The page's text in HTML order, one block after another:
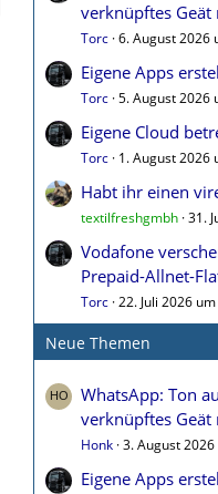
verknüpftes Geät
Torc 6. August 2026
Eigene Apps
Torc 5. August 2026
Eigene Cloud
Torc 1. August 2026
Habt ihr einen
textilfreshgmbh 31.
Vodafone
Prepaid-Allnet-
Torc 22. Juli 2026
Neue Themen
WhatsApp: Ton
verknüpftes Geät
Honk 3. August
Eigene Apps